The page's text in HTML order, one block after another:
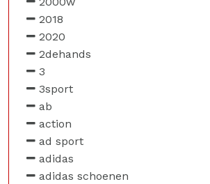
2018
2020
2dehands
3
3sport
ab
action
ad sport
adidas
adidas schoenen